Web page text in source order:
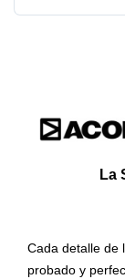
La
Cada detalle de
probado y